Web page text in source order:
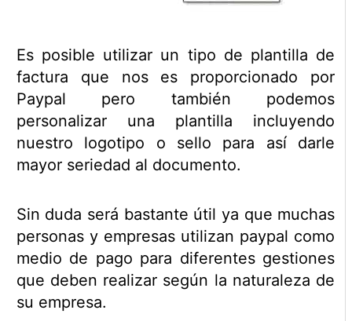
Es posible utilizar un tipo de plantilla de
factura que nos es proporcionado por
Paypal pero también podemos
personalizar una plantilla incluyendo
nuestro logotipo o sello para así darle
mayor seriedad al documento.
Sin duda será bastante útil ya que muchas
personas y empresas utilizan paypal como
medio de pago para diferentes gestiones
que deben realizar según la naturaleza de
su empresa.